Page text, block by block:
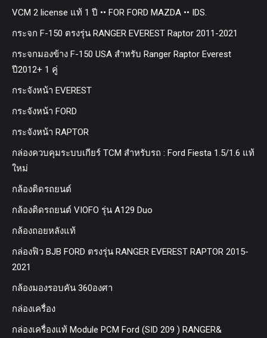
VCM 2 license แท้ 1 ปี •• FOR FORD MAZDA •• IDS.
กระจก F-150 ตรงรุ่น RANGER EVEREST Raptor 2011-2021
กระจกมองข้าง F-150 USA สำหรับ Ranger Raptor Everest
ปี2012+ 1 คู่
กระจังหน้า EVEREST
กระจังหน้า FORD
กระจังหน้า RAPTOR
กล่องควบคุมระบบเกียร์ TCM สำหรับรถ : Ford Fiesta 1.5/1.6 แท้
ใหม่
กล้องติดรถยนต์
กล้องติดรถยนต์ VIOFO รุ่น A129 Duo
กล้องถอยหลังแท้
กล่องฟิว BJB FORD ตรงรุ่น RANGER EVEREST RAPTOR 2015-
2021
กล้องมองรอบคัน 360องศา
กล่องเครื่อง
กล่องเครื่องแท้ Module PCM Ford (SID 209 ) RANGER&